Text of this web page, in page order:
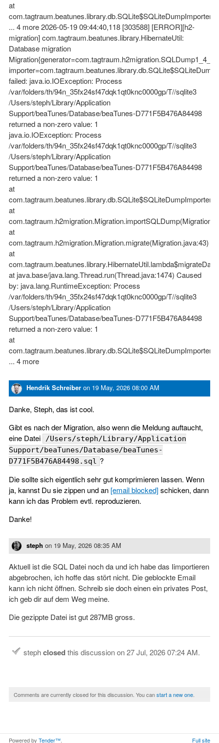
at
... 4 more 2026-05-19 09:44:40,118 [303588] [ERROR][h2-
migration] com.tagtraum.beatunes.library.HibernateUtil:
Database migration
failed: java.io.IOException: Process
/var/folders/th/94n_35fx24sf47dqk1qt0knc0000gp/T//sqlite3
/Users/steph/Library/Application
Support/beaTunes/Database/beaTunes-D771F5B476A84498
returned a non-zero value: 1
java.io.IOException: Process
/var/folders/th/94n_35fx24sf47dqk1qt0knc0000gp/T//sqlite3
/Users/steph/Library/Application
Support/beaTunes/Database/beaTunes-D771F5B476A84498
returned a non-zero value: 1
at
at
at
com.tagtraum.h2migration.Migration.migrate(Migration.java:43)
at
at java.base/java.lang.Thread.run(Thread.java:1474) Caused
by: java.lang.RuntimeException: Process
/var/folders/th/94n_35fx24sf47dqk1qt0knc0000gp/T//sqlite3
/Users/steph/Library/Application
Support/beaTunes/Database/beaTunes-D771F5B476A84498
returned a non-zero value: 1
at
... 4 more
Hendrik Schreiber on 19 May, 2026 08:00 AM
Danke, Steph, das ist cool.
Gibt es nach der Migration, also wenn die Meldung auftaucht,
eine Datei
/Users/steph/Library/Application
Support/beaTunes/Database/beaTunes-
D771F5B476A84498.sql ?
Die sollte sich eigentlich sehr gut komprimieren lassen. Wenn
ja, kannst Du sie zippen und an [email blocked]schicken, dann
kann ich das Problem evtl. reproduzieren.
Danke!
steph on 19 May, 2026 08:35 AM
Aktuell ist die SQL Datei noch da und ich habe das Iimportieren
abgebrochen, ich hoffe das stört nicht. Die geblockte Email
kann ich nicht öffnen. Schreib sie doch einen ein privates Post,
ich geb dir auf dem Weg meine.
Die gezippte Datei ist gut 287MB gross.
stephclosedthis discussion on27 Jul, 2026 07:24 AM.
Comments are currently closed for this discussion. You canstart a new one.
Powered by Tender™. Full site